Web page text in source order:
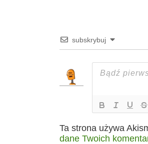
subskrybuj
Ta strona używa
dane Twoich